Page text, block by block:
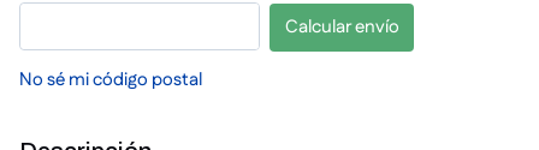
No sé mi código postal
Calcular envío